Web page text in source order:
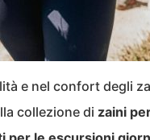
e nel confort degli
collezione di zaini